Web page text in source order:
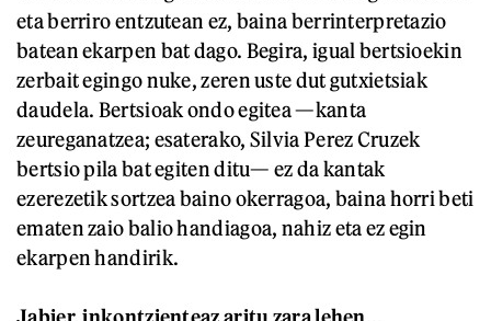
eta berriro entzutean ez, baina berrinterpretazio
batean ekarpen bat dago. Begira, igual bertsioekin
zerbait egingo nuke, zeren uste dut gutxietsiak
daudela. Bertsioak ondo egitea —kanta
zeureganatzea; esaterako, Silvia Perez Cruzek
bertsio pila bat egiten ditu— ez da kantak
ezerezetik sortzea baino okerragoa, baina horri beti
ematen zaio balio handiagoa, nahiz eta ez egin
ekarpen handirik.